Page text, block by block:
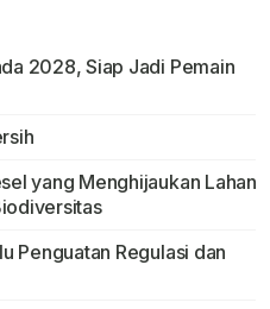
2028, Siap Jadi Pemain
yang Menghijaukan Lahan
Penguatan Regulasi dan